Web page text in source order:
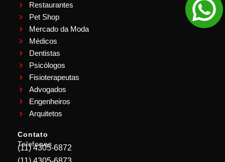
Restaurantes
Pet Shop
Mercado da Moda
Médicos
Dentistas
Psicólogos
Fisioterapeutas
Advogados
Engenheiros
Arquitetos
Contato
Telefones
(11) 4305-6872